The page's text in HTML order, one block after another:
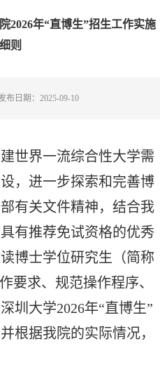
2026年“直博生”招生工作实施
细则
布日期：2025-09-10
世界一流综合性大学需
，进一步探索和完善博
有关文件精神，结合我
有推荐免试资格的优秀
博士学位研究生（简称
要求、规范操作程序、
圳大学2026年“直博生”
根据我院的实际情况，